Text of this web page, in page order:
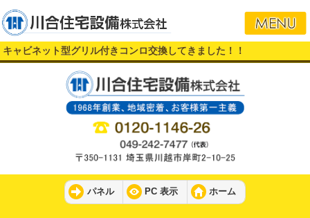
キャビネット型グリル付きコンロ交換してきました！！
パネル PC 表示 ホーム